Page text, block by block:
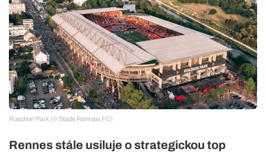
Roazhon Park (© Stade Rennais FC)
Rennes stále usiluje o strategickou top